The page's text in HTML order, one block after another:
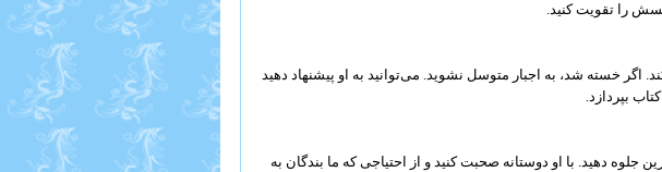
را تقویت کنید.
خسته شد، به اجبار متوسل نشوید. می‌توانید به او پیشنهاد دهید
بپردازد.
دهید. با او دوستانه صحبت کنید و از احتیاجی که ما بندگان به